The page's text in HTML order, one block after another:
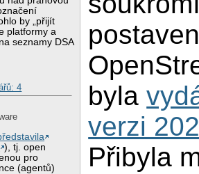
by „přijít
platformy a
seznamy DSA
4
), tj. open
pro
(agentů)
byla
verzi
Přibyla